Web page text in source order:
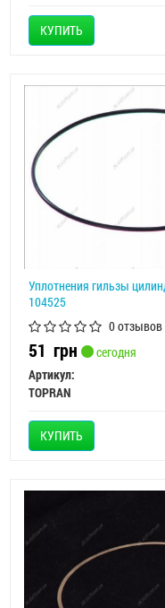
КУПИТЬ
Уплотнения гильзы
104525
0 отзывов
51 грн
сегодня
Артикул:
TOPRAN
КУПИТЬ